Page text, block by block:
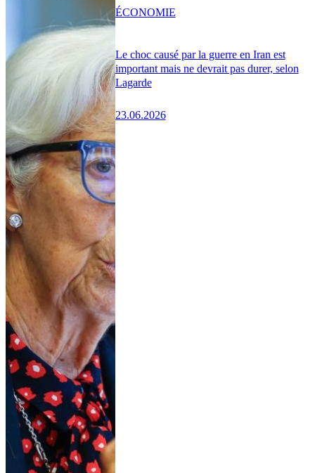
Le choc causé par la guerre en Iran est
important mais ne devrait pas durer, selon
Lagarde
23.06.2026
ÉCONOMIE